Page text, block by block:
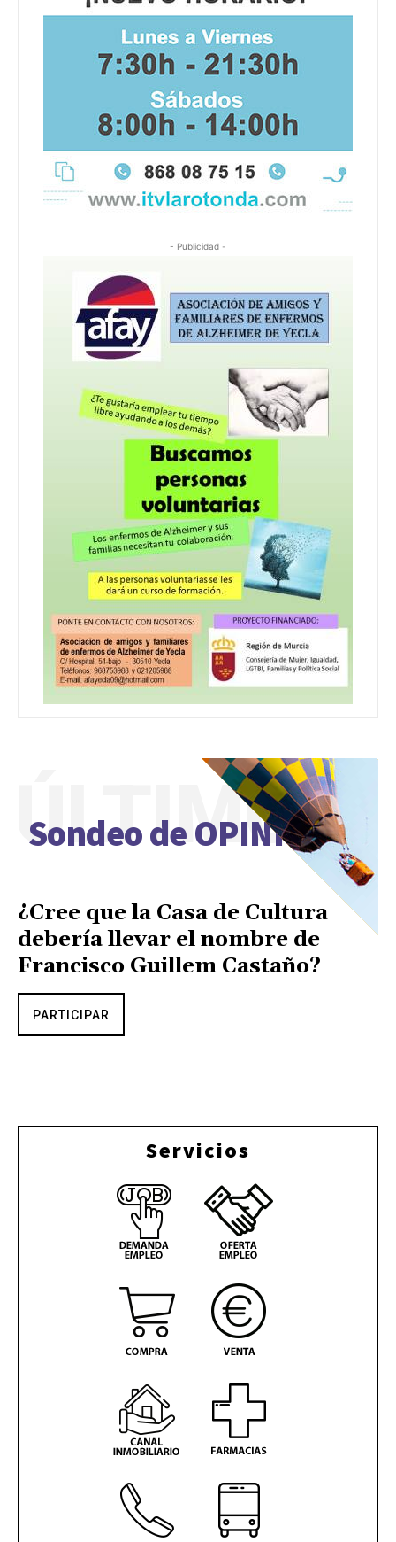
- Publicidad -
Sondeo de OPINIÓN
ÚLTIMO
¿Cree que la Casa de Cultura
debería llevar el nombre de
Francisco Guillem Castaño?
PARTICIPAR
Servicios